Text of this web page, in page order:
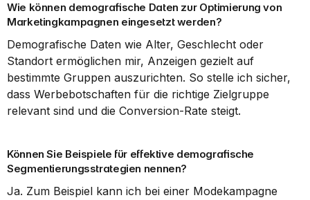
Wie können demografische Daten zur Optimierung von
Marketingkampagnen eingesetzt werden?
Demografische Daten wie Alter, Geschlecht oder
Standort ermöglichen mir, Anzeigen gezielt auf
bestimmte Gruppen auszurichten. So stelle ich sicher,
dass Werbebotschaften für die richtige Zielgruppe
relevant sind und die Conversion-Rate steigt.
Können Sie Beispiele für effektive demografische
Segmentierungsstrategien nennen?
Ja. Zum Beispiel kann ich bei einer Modekampagne